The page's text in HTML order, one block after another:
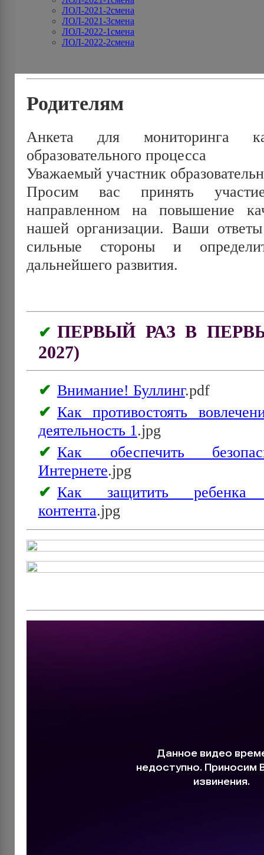
ЛОЛ-2021-2смена
ЛОЛ-2021-3смена
ЛОЛ-2022-1смена
ЛОЛ-2022-2смена
Родителям
Анкета для мониторинга
образовательного процесса
Уважаемый участник
Просим вас принять
направленном на повышение
нашей организации. Ваши
сильные стороны и
дальнейшего развития.
ПЕРВЫЙ РАЗ В
2027)
Внимание! Буллинг.pdf
Как противостоять
деятельность 1 .jpg
Как обеспечить
Интернете.jpg
Как защитить ребенка
контента.jpg